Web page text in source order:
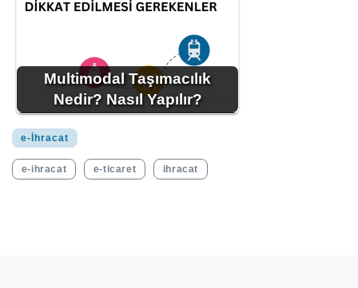
Multimodal Taşımacılık
Nedir? Nasıl Yapılır?
e-İhracat
e-ihracat e-ticaret ihracat